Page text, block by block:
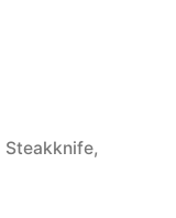
Steakknife,